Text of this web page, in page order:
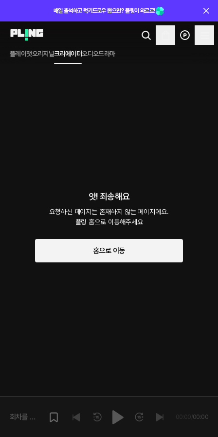
매일 출석하고 럭키드로우 뽑으면? 플링이 와르르!
플레이챗오리지널크리에이터오디오드라마
앗! 죄송해요
요청하신 페이지는 존재하지 않는 페이지에요.
플링 홈으로 이동해주세요
홈으로 이동
회차를 재
00:00/00:00